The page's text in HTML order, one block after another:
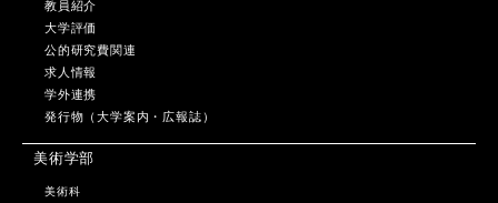
教員紹介
大学評価
公的研究費関連
求人情報
学外連携
発行物（大学案内・広報誌）
美術学部
美術科